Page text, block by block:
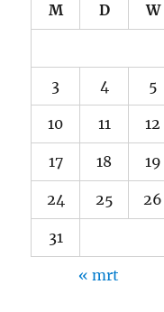
M D W
3 4 5
10 11 12
17 18 19
24 25 26
31
« mrt